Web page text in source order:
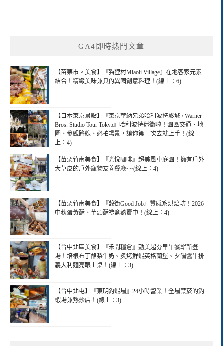
GA4即時熱門文章
【苗栗市。美食】『猫狸村Miaoli Village』在地客家元素
結合！精緻美味兼具的異國創意料理！(線上：6)
【日本東京景點】『東京華納兄弟哈利波特影城 / Warner
Bros. Studio Tour Tokyo』哈利波特迷衝啦！園區交通、地
圖、參觀路線、必拍場景，讓你第一次去就上手！(線
上：4)
【苗栗竹南美食】『光悅咖啡』超美風車庭園！擁有戶外
大草皮的戶外寵物友善餐廳~~(線上：4)
【苗栗竹南美食】『穀街Good Job』質感系烘焙坊！2026
中秋蛋黃酥、芋頭酥禮盒熱賣中！(線上：4)
【台中北區美食】『禾間糧倉』勤美超夯早午餐嶄新登
場！培根布丁酪梨牛奶、炙烤鮮蝦英格蘭堡、夕陽醬牛排
義大利麵亮眼上桌！(線上：3)
【台中北屯】『東明釣蝦場』24小時營業！全場禁菸的釣
蝦場兼熱炒店！(線上：3)